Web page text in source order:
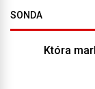
SONDA
Która